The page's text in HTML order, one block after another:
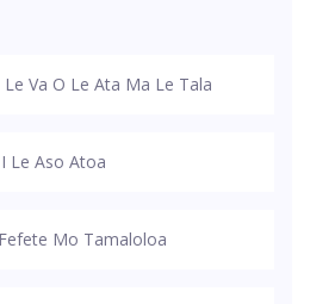
Va O Le Ata Ma Le Tala
Le Aso Atoa
Mo Tamaloloa